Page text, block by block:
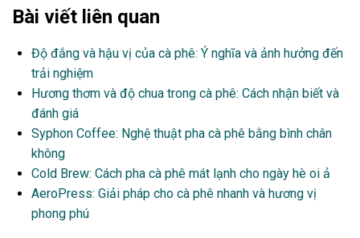
Bài viết liên quan
Độ đắng và hậu vị của cà phê: Ý nghĩa và ảnh hưởng đến
trải nghiệm
Hương thơm và độ chua trong cà phê: Cách nhận biết và
đánh giá
Syphon Coffee: Nghệ thuật pha cà phê bằng bình chân
không
Cold Brew: Cách pha cà phê mát lạnh cho ngày hè oi ả
AeroPress: Giải pháp cho cà phê nhanh và hương vị
phong phú